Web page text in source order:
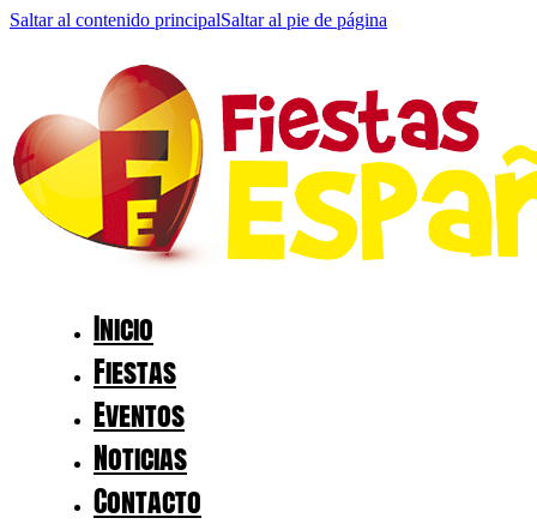
Saltar al contenido principalSaltar al pie de página
Inicio
Fiestas
Eventos
Noticias
Contacto